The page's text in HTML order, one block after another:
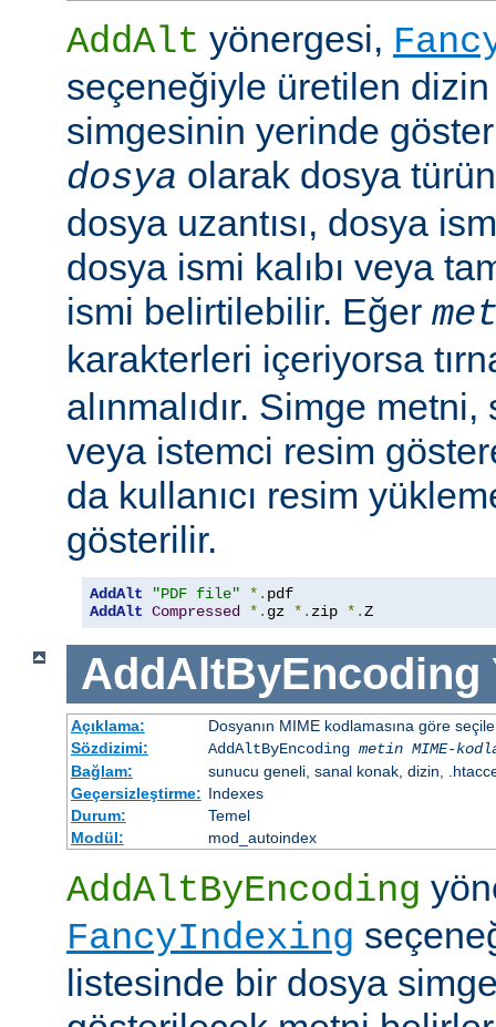
AddAlt yönergesi,
seçeneğiyle üretilen
simgesinin yerinde
dosya olarak dosya
dosya uzantısı, dosya
dosya ismi kalıbı veya
ismi belirtilebilir. Eğer
karakterleri içeriyorsa
alınmalıdır. Simge
veya istemci resim
da kullanıcı resim
gösterilir.
AddAlt "PDF file" *.
AddAlt Compressed *. gz *. zip *.Z
AddAltByEncoding
Açıklama:
Dosyanın MIME kodlamasına göre
Sözdizimi:
AddAltByEncoding metin MIME-
Bağlam:
sunucu geneli, sanal konak, dizin,
Geçersizleştirme: Indexes
Durum:
Temel
Modül:
mod_autoindex
AddAltByEncoding
FancyIndexing
listesinde bir dosya